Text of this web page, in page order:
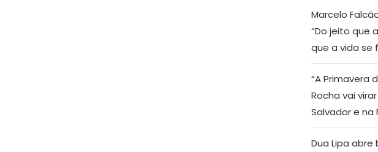
Marcelo
“Do jeito que
que a vida se
“A Primavera
Rocha vai
Salvador e na
Dua Lipa